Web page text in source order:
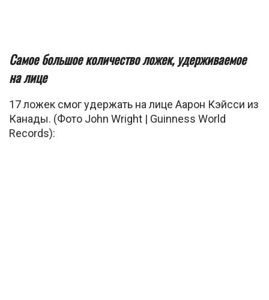
Самое большое количество ложек, удерживаемое
на лице
17 ложек смог удержать на лице Аарон Кэйсси из
Канады. (Фото John Wright | Guinness World
Records):